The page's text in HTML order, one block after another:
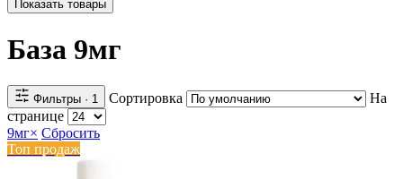
Показать товары
База 9мг
Фильтры · 1 Сортировка
На
странице
9мг× Сбросить
Топ продаж